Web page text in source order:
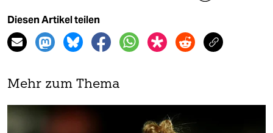
Diesen Artikel teilen
Mehr zum Thema